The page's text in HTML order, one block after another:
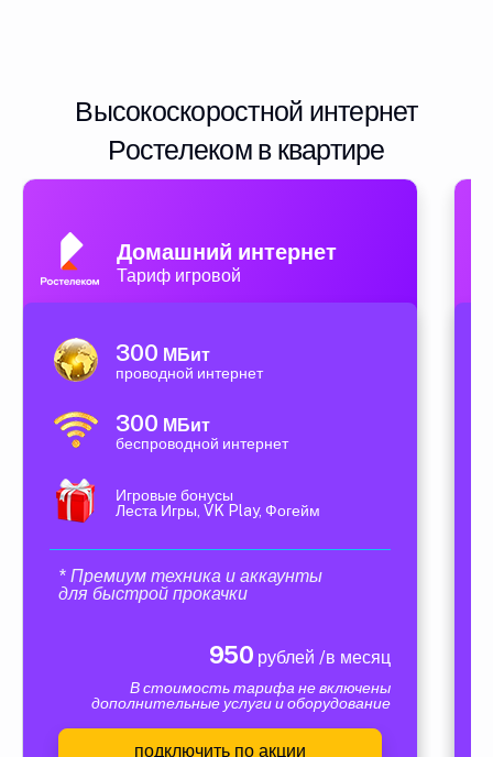
Высокоскоростной интернет
Ростелеком в квартире
Домашний интернет
Тариф игровой
300 МБит
проводной интернет
300 МБит
беспроводной интернет
Игровые бонусы
Леста Игры, VK Play, Фогейм
* Премиум техника и аккаунты
для быстрой прокачки
950 рублей /в месяц
В стоимость тарифа не включены
дополнительные услуги и оборудование
подключить по акции